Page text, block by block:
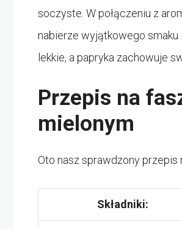
soczyste. W połączeniu z
nabierze wyjątkowego smaku
lekkie, a papryka zachowuje
Przepis na
mielonym
Oto nasz sprawdzony
Składniki: